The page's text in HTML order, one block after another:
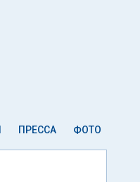
ПРЕССА ФОТО